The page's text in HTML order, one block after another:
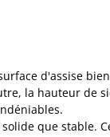
d'assise
la hauteur de
que stable.